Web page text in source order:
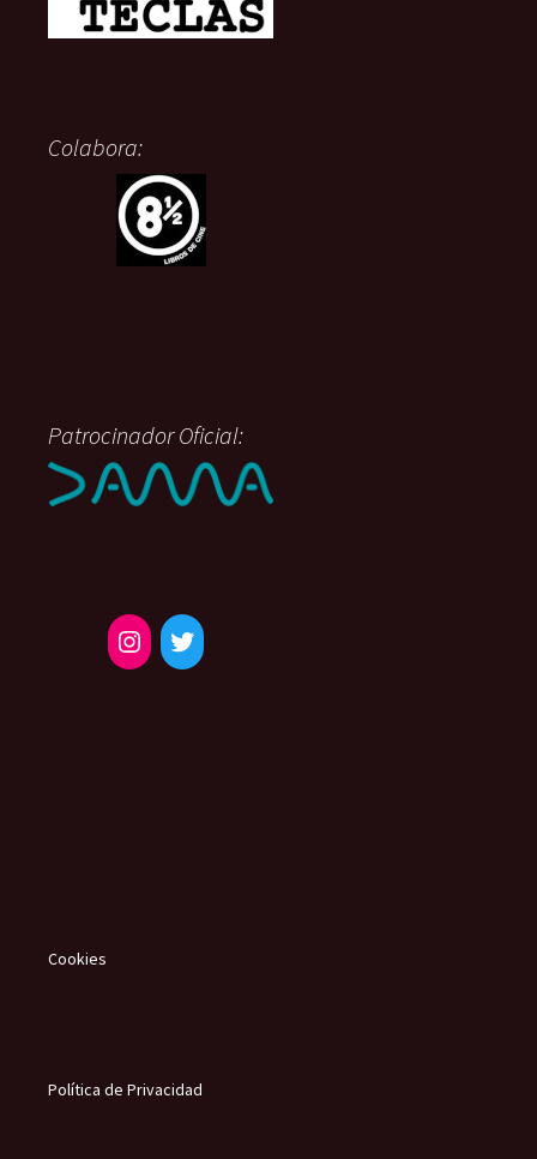
Colabora:
Patrocinador Oficial:
Cookies
Política de Privacidad